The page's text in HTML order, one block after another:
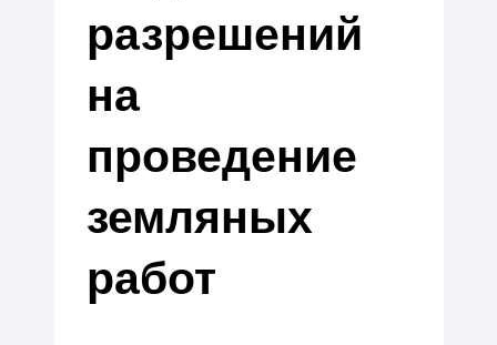
разрешений
на
проведение
земляных
работ